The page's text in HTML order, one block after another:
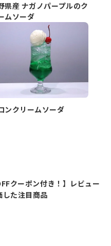
県産 ナガノパープルのク
ムソーダ
ンクリームソーダ
クーポン付き！】レビュー
た注目商品